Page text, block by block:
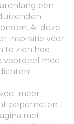
een
Al deze
inspiratie voor
te zien hoe
voordeel mee
meer
pepernoten .
met